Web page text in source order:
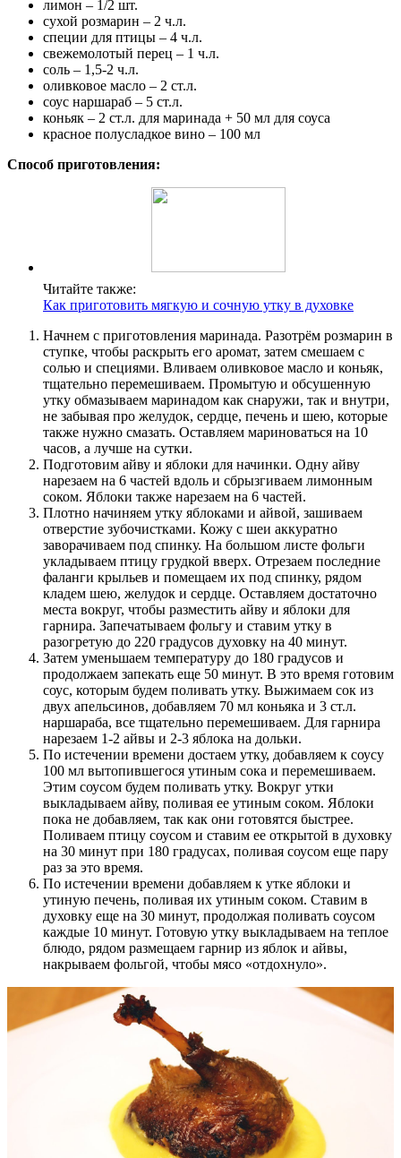
лимон – 1/2 шт.
сухой розмарин – 2 ч.л.
специи для птицы – 4 ч.л.
свежемолотый перец – 1 ч.л.
соль – 1,5-2 ч.л.
оливковое масло – 2 ст.л.
соус наршараб – 5 ст.л.
коньяк – 2 ст.л. для маринада + 50 мл для соуса
красное полусладкое вино – 100 мл
Способ приготовления:
Читайте также:
Как приготовить мягкую и сочную утку в духовке
Начнем с приготовления маринада. Разотрём розмарин в
ступке, чтобы раскрыть его аромат, затем смешаем с
солью и специями. Вливаем оливковое масло и коньяк,
тщательно перемешиваем. Промытую и обсушенную
утку обмазываем маринадом как снаружи, так и внутри,
не забывая про желудок, сердце, печень и шею, которые
также нужно смазать. Оставляем мариноваться на 10
часов, а лучше на сутки.
Подготовим айву и яблоки для начинки. Одну айву
нарезаем на 6 частей вдоль и сбрызгиваем лимонным
соком. Яблоки также нарезаем на 6 частей.
Плотно начиняем утку яблоками и айвой, зашиваем
отверстие зубочистками. Кожу с шеи аккуратно
заворачиваем под спинку. На большом листе фольги
укладываем птицу грудкой вверх. Отрезаем последние
фаланги крыльев и помещаем их под спинку, рядом
кладем шею, желудок и сердце. Оставляем достаточно
места вокруг, чтобы разместить айву и яблоки для
гарнира. Запечатываем фольгу и ставим утку в
разогретую до 220 градусов духовку на 40 минут.
Затем уменьшаем температуру до 180 градусов и
продолжаем запекать еще 50 минут. В это время готовим
соус, которым будем поливать утку. Выжимаем сок из
двух апельсинов, добавляем 70 мл коньяка и 3 ст.л.
наршараба, все тщательно перемешиваем. Для гарнира
нарезаем 1-2 айвы и 2-3 яблока на дольки.
По истечении времени достаем утку, добавляем к соусу
100 мл вытопившегося утиным сока и перемешиваем.
Этим соусом будем поливать утку. Вокруг утки
выкладываем айву, поливая ее утиным соком. Яблоки
пока не добавляем, так как они готовятся быстрее.
Поливаем птицу соусом и ставим ее открытой в духовку
на 30 минут при 180 градусах, поливая соусом еще пару
раз за это время.
По истечении времени добавляем к утке яблоки и
утиную печень, поливая их утиным соком. Ставим в
духовку еще на 30 минут, продолжая поливать соусом
каждые 10 минут. Готовую утку выкладываем на теплое
блюдо, рядом размещаем гарнир из яблок и айвы,
накрываем фольгой, чтобы мясо «отдохнуло».